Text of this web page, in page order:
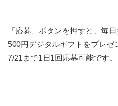
「応募」ボタンを押すと、毎
500円デジタルギフトをプレゼ
7/21まで1日1回応募可能です。